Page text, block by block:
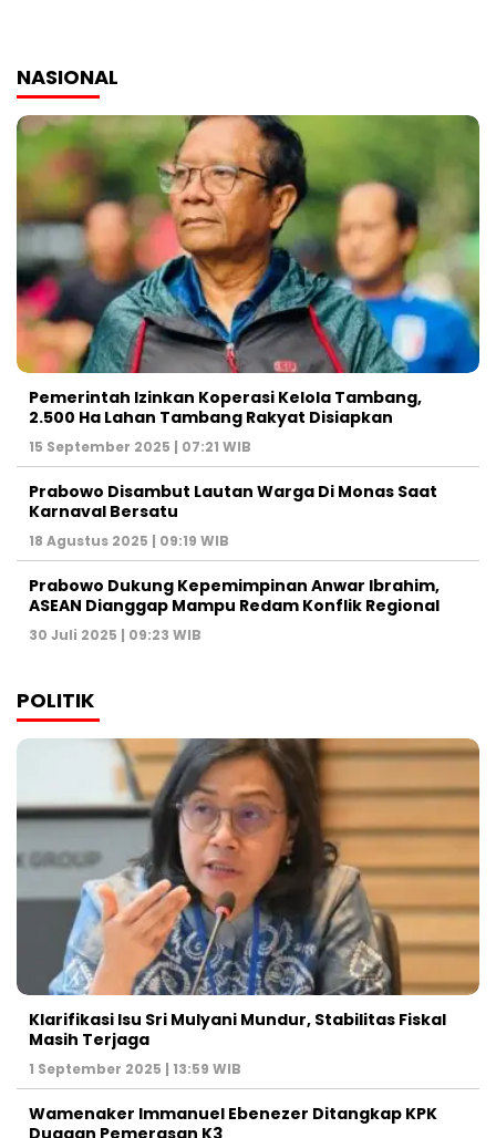
NASIONAL
Pemerintah Izinkan Koperasi Kelola Tambang,
2.500 Ha Lahan Tambang Rakyat Disiapkan
15 September 2025 | 07:21 WIB
Prabowo Disambut Lautan Warga Di Monas Saat
Karnaval Bersatu
18 Agustus 2025 | 09:19 WIB
Prabowo Dukung Kepemimpinan Anwar Ibrahim,
ASEAN Dianggap Mampu Redam Konflik Regional
30 Juli 2025 | 09:23 WIB
POLITIK
Klarifikasi Isu Sri Mulyani Mundur, Stabilitas Fiskal
Masih Terjaga
1 September 2025 | 13:59 WIB
Wamenaker Immanuel Ebenezer Ditangkap KPK
Dugaan Pemerasan K3